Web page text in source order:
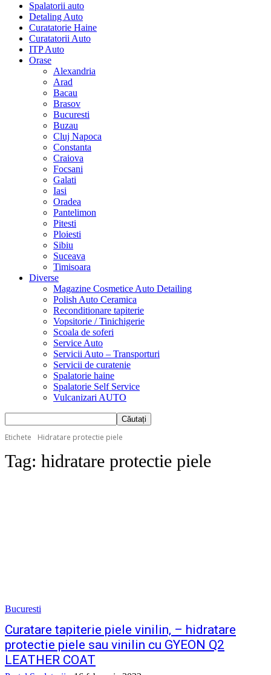
Spalatorii auto
Detaling Auto
Curatatorie Haine
Curatatorii Auto
ITP Auto
Orase
Alexandria
Arad
Bacau
Brasov
Bucuresti
Buzau
Cluj Napoca
Constanta
Craiova
Focsani
Galati
Iasi
Oradea
Pantelimon
Pitesti
Ploiesti
Sibiu
Suceava
Timisoara
Diverse
Magazine Cosmetice Auto Detailing
Polish Auto Ceramica
Reconditionare tapiterie
Vopsitorie / Tinichigerie
Scoala de soferi
Service Auto
Servicii Auto – Transporturi
Servicii de curatenie
Spalatorie haine
Spalatorie Self Service
Vulcanizari AUTO
Etichete Hidratare protectie piele
Tag: hidratare protectie piele
Bucuresti
Curatare tapiterie piele vinilin, – hidratare
protectie piele sau vinilin cu GYEON Q2
LEATHER COAT